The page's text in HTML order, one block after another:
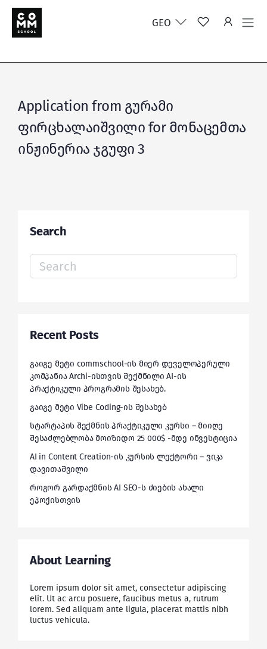
GEO
Application from გურამი
ფირცხალაიშვილი for მონაცემთა
ინჟინერია ჯგუფი 3
Search
Search
for:
Recent Posts
გაიგე მეტი commschool-ის მიერ დეველოპერული
კომპანია Archi-ისთვის შექმნილი AI-ის
პრაქტიკული პროგრამის შესახებ.
გაიგე მეტი Vibe Coding-ის შესახებ
სტარტაპის შექმნის პრაქტიკული კურსი – მიიღე
შესაძლებლობა მოიზიდო 25 000$ -მდე ინვესტიცია
AI in Content Creation-ის კურსის ლექტორი – ვიკა
დავითაშვილი
როგორ გარდაქმნის AI SEO-ს ძიების ახალი
ეპოქისთვის
About Learning
Lorem ipsum dolor sit amet, consectetur adipiscing
elit. Ut ac arcu posuere, faucibus metus a, rutrum
lorem. Sed aliquam ante ligula, placerat mattis nibh
luctus vehicula.